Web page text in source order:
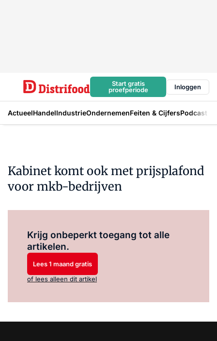
Start gratis
proefperiode
Inloggen
ActueelHandelIndustrieOndernemenFeiten & CijfersPodcast
Kabinet komt ook met prijsplafond
voor mkb-bedrijven
Krijg onbeperkt toegang tot alle
artikelen.
Lees 1 maand gratis
of lees alleen dit artikel